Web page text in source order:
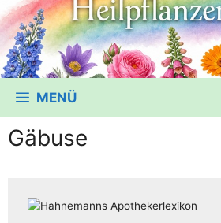
MENÜ
Gäbuse